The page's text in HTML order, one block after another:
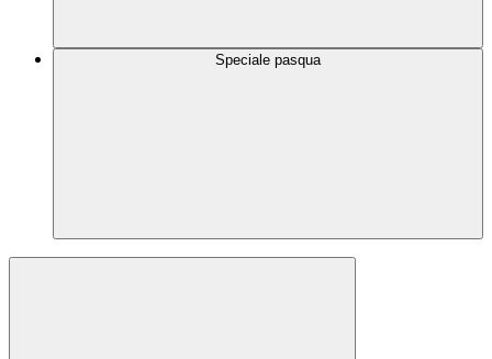
Speciale pasqua